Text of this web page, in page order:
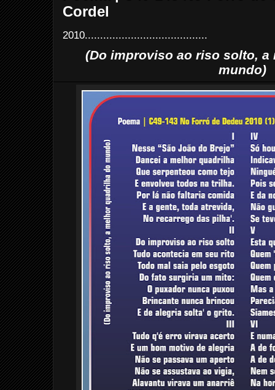
Cordel
2010........................................
(Do improviso ao riso solto,
mundo)